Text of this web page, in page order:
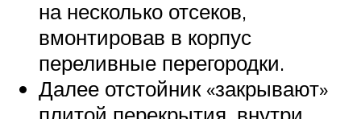
на несколько отсеков,
вмонтировав в корпус
переливные перегородки.
Далее отстойник «закрывают»